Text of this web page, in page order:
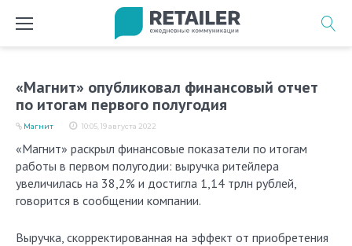
«Магнит» опубликовал финансовый отчет
по итогам первого полугодия
10:05, 19 августа 2022
Магнит
«Магнит» раскрыл финансовые показатели по итогам
работы в первом полугодии: выручка ритейлера
увеличилась на 38,2% и достигла 1,14 трлн рублей,
говорится в сообщении компании.
Выручка, скорректированная на эффект от приобретения